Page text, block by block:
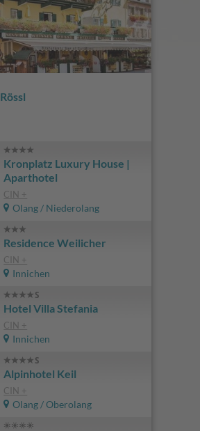
Kronplatz Luxury House |
Aparthotel
CIN +
Olang / Niederolang
Residence Weilicher
CIN +
Innichen
Hotel Villa Stefania
CIN +
Innichen
Alpinhotel Keil
CIN +
Olang / Oberolang